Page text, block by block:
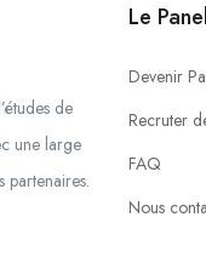
de
une large
partenaires.
Le
Devenir
Recruter
FAQ
Nous